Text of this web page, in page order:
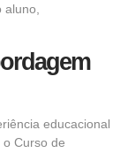
educacional
Curso de